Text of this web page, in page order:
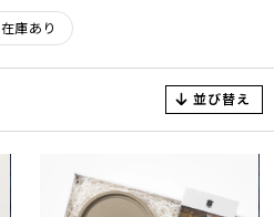
在庫あり
並び替え